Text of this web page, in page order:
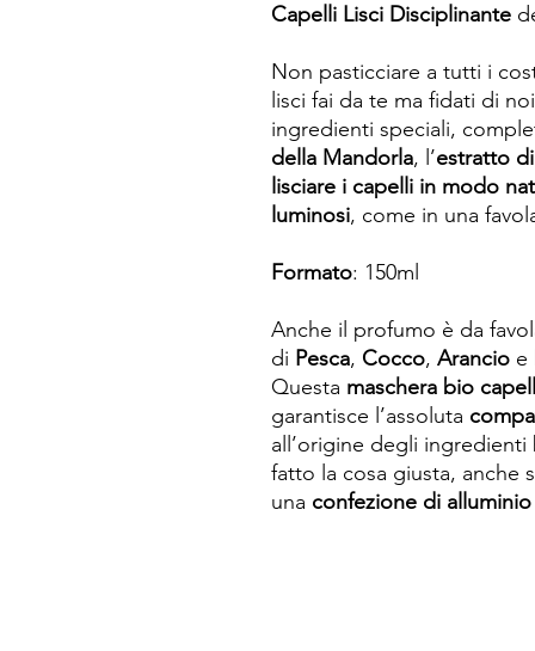
Capelli Lisci Disciplinante
Non pasticciare a tutti i
lisci fai da te ma fidati di
ingredienti speciali,
della Mandorla, l’estratto
lisciare i capelli in modo
luminosi, come in una
Formato: 150ml
Anche il profumo è da
di Pesca, Cocco, Arancio e
Questa maschera bio
garantisce l’assoluta
all’origine degli
fatto la cosa giusta,
una confezione di